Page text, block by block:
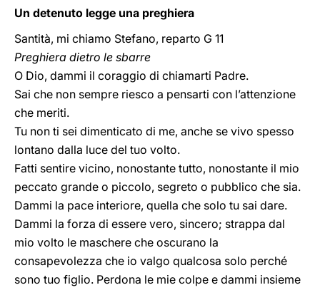
Un detenuto legge una preghiera
Santità, mi chiamo Stefano, reparto G 11
Preghiera dietro le sbarre
O Dio, dammi il coraggio di chiamarti Padre.
Sai che non sempre riesco a pensarti con l’attenzione
che meriti.
Tu non ti sei dimenticato di me, anche se vivo spesso
lontano dalla luce del tuo volto.
Fatti sentire vicino, nonostante tutto, nonostante il mio
peccato grande o piccolo, segreto o pubblico che sia.
Dammi la pace interiore, quella che solo tu sai dare.
Dammi la forza di essere vero, sincero; strappa dal
mio volto le maschere che oscurano la
consapevolezza che io valgo qualcosa solo perché
sono tuo figlio. Perdona le mie colpe e dammi insieme